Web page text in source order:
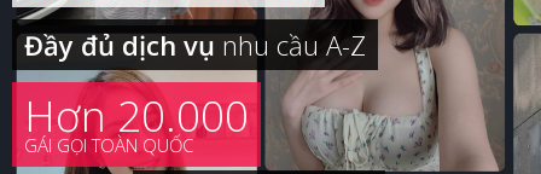
Đầy đủ dịch vụnhu cầu A-Z
Hơn 20.000
GÁI GỌI TOÀN QUỐC